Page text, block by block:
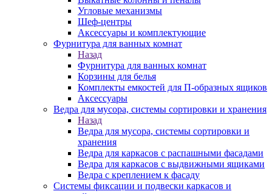
Угловые механизмы
Шеф-центры
Аксессуары и комплектующие
Фурнитура для ванных комнат
Назад
Фурнитура для ванных комнат
Корзины для белья
Комплекты емкостей для П-образных ящиков
Аксессуары
Ведра для мусора, системы сортировки и хранения
Назад
Ведра для мусора, системы сортировки и
хранения
Ведра для каркасов с распашными фасадами
Ведра для каркасов с выдвижными ящиками
Ведра с креплением к фасаду
Системы фиксации и подвески каркасов и